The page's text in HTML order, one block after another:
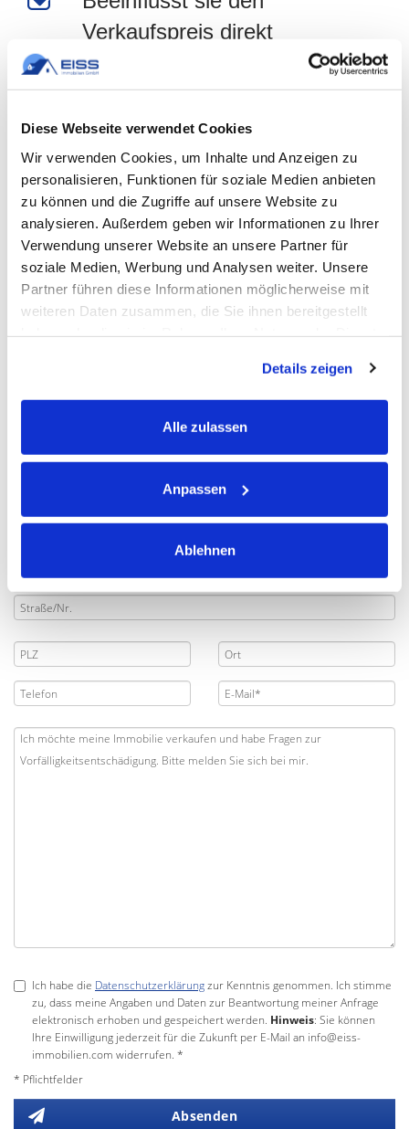
Diese Webseite verwendet Cookies
Wir verwenden Cookies, um Inhalte und Anzeigen zu
personalisieren, Funktionen für soziale Medien anbieten
zu können und die Zugriffe auf unsere Website zu
analysieren. Außerdem geben wir Informationen zu Ihrer
Verwendung unserer Website an unsere Partner für
soziale Medien, Werbung und Analysen weiter. Unsere
Partner führen diese Informationen möglicherweise mit
weiteren Daten zusammen, die Sie ihnen bereitgestellt
Details zeigen
Alle zulassen
Anpassen
Ablehnen
Verkaufspreis direkt
Nein. Der Marktpreis bleibt gleich, Ihr
Nettoerlös sinkt nur.
Den gesamten Überblick finden Sie auf der Seite: Haus
verkaufen trotz Kredit / Restschuld.
Kurze Einschätzung zur
Vorfälligkeitsentschädigung
Kredit läuft, kann eine kurze Klärung mit der Bank viel Zeit
und Geld sparen. Auf Wunsch prüfen wir gemeinsam die
nächsten sinnvollen Schritte.
Ich habe die Datenschutzerklärungzur Kenntnis genommen. Ich stimme
zu, dass meine Angaben und Daten zur Beantwortung meiner Anfrage
elektronisch erhoben und gespeichert werden. Hinweis: Sie können
Ihre Einwilligung jederzeit für die Zukunft per E-Mail an info@eiss-
immobilien.com widerrufen. *
* Pflichtfelder
Absenden